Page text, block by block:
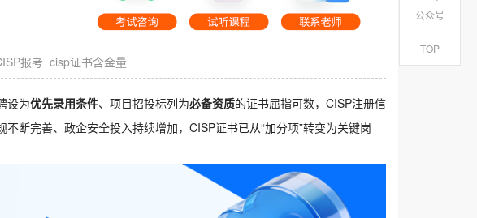
报考 cisp证书含金量
设为优先录用条件、项目招投标列为必备资质的证书屈指可数，CISP注册信
断完善、政企安全投入持续增加，CISP证书已从“加分项”转变为关键岗
公众号
TOP